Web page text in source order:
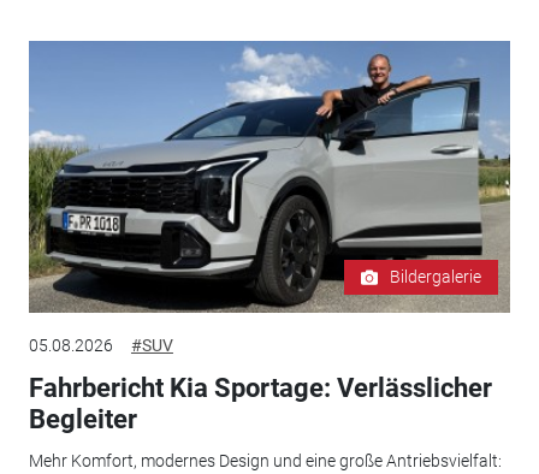
Bildergalerie
05.08.2026 #SUV
Fahrbericht Kia Sportage: Verlässlicher
Begleiter
Mehr Komfort, modernes Design und eine große Antriebsvielfalt: